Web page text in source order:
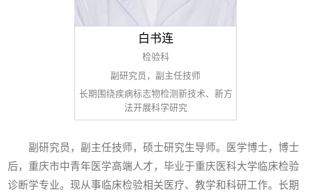
白书连
检验科
副研究员，副主任技师
长期围绕疾病标志物检测新技术、新方
法开展科学研究
副研究员，副主任技师，硕士研究生导师。医学博士，博士
后，重庆市中青年医学高端人才，毕业于重庆医科大学临床检验
诊断学专业。现从事临床检验相关医疗、教学和科研工作。长期